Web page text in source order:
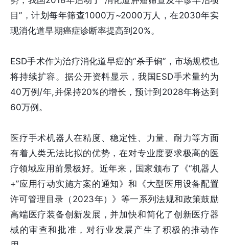
目”，计划每年筛查1000万~2000万人，在2030年实
现消化道早期癌症诊断率提高到20%。
ESD手术作为治疗消化道早癌的“杀手锏”，市场规模也
将持续扩容。据公开资料显示，我国ESD手术量约为
40万例/年,并保持20%的增长，预计到2028年将达到
60万例。
医疗手术机器人在精度、稳定性、力量、耐力等方面
有着人类无法比拟的优势，在对专业度要求极高的医
疗领域应用前景极好。近年来，国家颁布了《“机器人
+”应用行动实施方案的通知》和《大型医用设备配置
许可管理目录（2023年）》等一系列法规和政策鼓励
高端医疗装备创新发展，并加快和简化了创新医疗器
械的审查和批准，对行业发展产生了积极的推动作